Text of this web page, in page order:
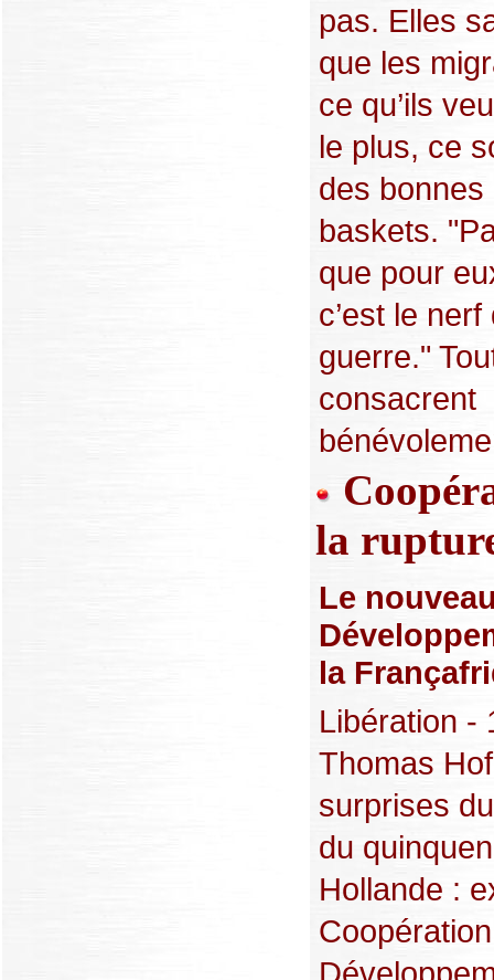
pas. Elles
que les
ce qu’ils
le plus, ce
des bonnes
baskets.
que pour
c’est le nerf
guerre."
consacrent
la
Le
la
Libération -
Thomas
surprises
du
Hollande :